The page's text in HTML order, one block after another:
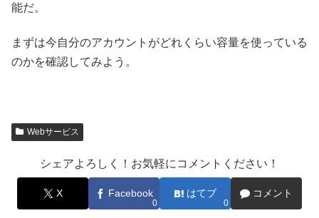
能だ。
まずは今自分のアカウントがどれくらい容量を使っている
のかを確認してみよう。
Webサービス
シェアよろしく！お気軽にコメントください！
X Facebook
0
はてブ
0
コメント